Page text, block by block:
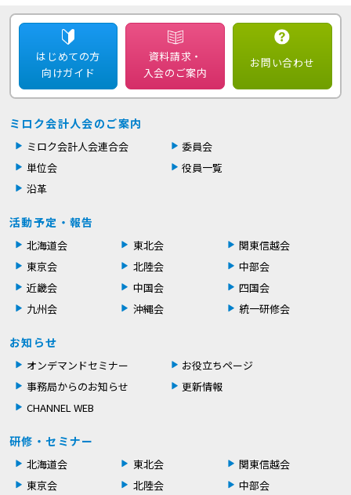
はじめての方
向けガイド
資料請求・
入会のご案内
お問い合わせ
ミロク会計人会のご案内
ミロク会計人会連合会
委員会
単位会
役員一覧
沿革
活動予定・報告
北海道会 東北会
関東信越会
東京会
北陸会
中部会
近畿会
中国会
四国会
九州会
沖縄会 統一研修会
お知らせ
オンデマンドセミナー
お役立ちページ
事務局からのお知らせ
更新情報
CHANNEL WEB
研修・セミナー
北海道会 東北会
関東信越会
東京会
北陸会 中部会